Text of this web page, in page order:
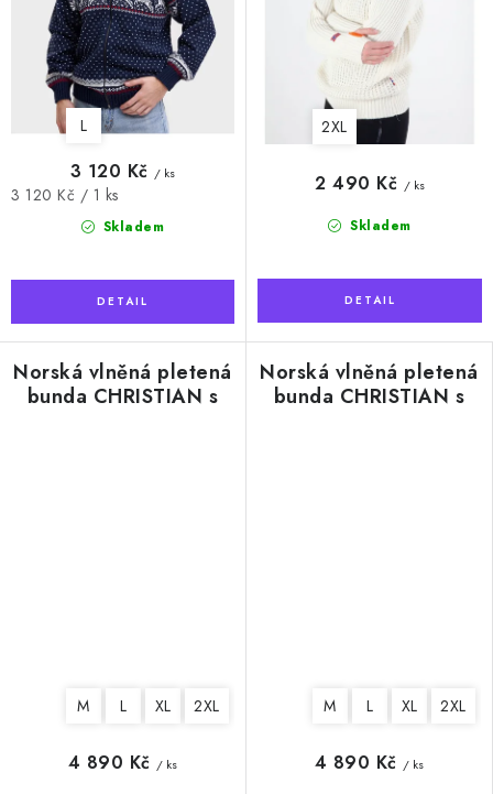
L
Skladem
3 120 Kč / ks
Měrná
3 120 Kč / 1 ks
2XL
Skladem
2 490 Kč / ks
Norská vlněná pletená
bunda CHRISTIAN s
M L XL 2XL
4 890 Kč / ks
Norská vlněná pletená
bunda CHRISTIAN s
M L XL 2XL
4 890 Kč / ks